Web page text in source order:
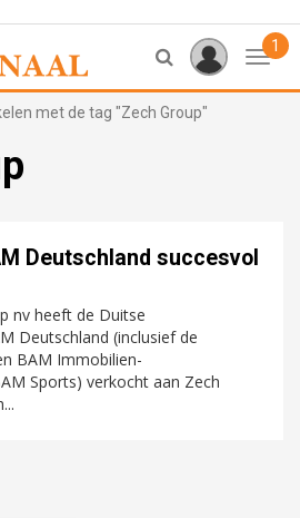
1
met de tag "Zech Group"
Deutschland succesvol
nv heeft de Duitse
Deutschland (inclusief de
BAM Immobilien-
Sports) verkocht aan Zech